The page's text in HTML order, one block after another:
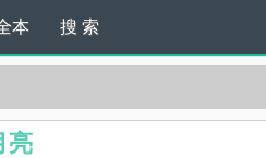
本 搜 索
亮